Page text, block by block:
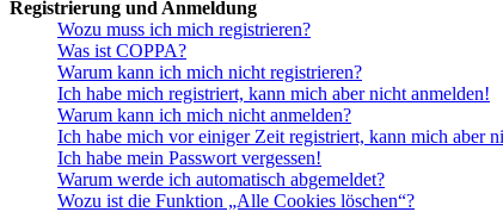
Registrierung und Anmeldung
Wozu muss ich mich registrieren?
Was ist COPPA?
Warum kann ich mich nicht registrieren?
Ich habe mich registriert, kann mich aber nicht anmelden!
Warum kann ich mich nicht anmelden?
Ich habe mich vor einiger Zeit registriert, kann mich aber
Ich habe mein Passwort vergessen!
Warum werde ich automatisch abgemeldet?
Wozu ist die Funktion „Alle Cookies löschen“?